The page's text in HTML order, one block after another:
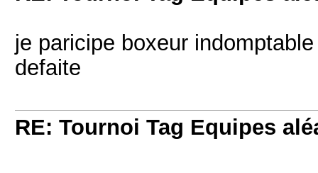
je paricipe boxeur
defaite
RE: Tournoi Tag Equipes